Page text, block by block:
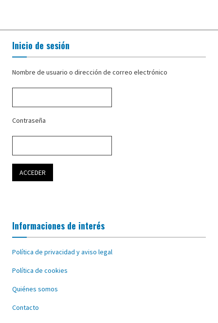
Inicio de sesión
Nombre de usuario o dirección de correo electrónico
Contraseña
Informaciones de interés
Política de privacidad y aviso legal
Política de cookies
Quiénes somos
Contacto